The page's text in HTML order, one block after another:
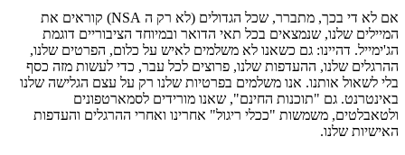
אם לא די בכך, מתברר, שכל הגדולים (לא רק ה NSA) קוראים את
המיילים שלנו, שנמצאים בכל תאי הדואר ובמיוחד הציבוריים דוגמת
הג'ימייל. דהיינו: גם כשאנו לא משלמים לאיש על כלום, הפרטים שלנו,
ההרגלים שלנו, ההעדפות שלנו, פרוצים לכל עבר, כדי לעשות מזה כסף
בלי לשאול אותנו. אנו משלמים בפרטיות שלנו רק על עצם הגלישה שלנו
באינטרנט. גם "תוכנות החינם", שאנו מורידים לסמארטפונים
ולטאבלטים, משמשות "ככלי ריגול" אחרינו ואחרי ההרגלים והעדפות
האישיות שלנו.